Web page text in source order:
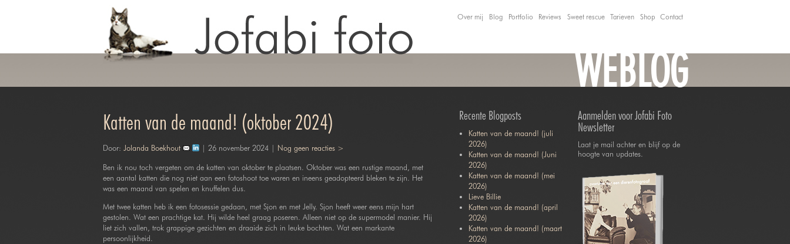
Over mij Blog Portfolio Reviews Sweet rescue Tarieven Shop Contact
WEBLOG
Katten van de maand! (oktober 2024)
Door: Jolanda Boekhout | 26 november 2024 | Nog geen reacties >
Ben ik nou toch vergeten om de katten van oktober te plaatsen. Oktober was een rustige maand, met
een aantal katten die nog niet aan een fotoshoot toe waren en ineens geadopteerd bleken te zijn. Het
was een maand van spelen en knuffelen dus.
Met twee katten heb ik een fotosessie gedaan, met Sjon en met Jelly. Sjon heeft weer eens mijn hart
gestolen. Wat een prachtige kat. Hij wilde heel graag poseren. Alleen niet op de supermodel manier. Hij
liet zich vallen, trok grappige gezichten en draaide zich in leuke bochten. Wat een markante
persoonlijkheid.
Recente Blogposts
Katten van de maand! (juli
2026)
Katten van de maand! (Juni
2026)
Katten van de maand! (mei
2026)
Lieve Billie
Katten van de maand! (april
2026)
Katten van de maand! (maart
2026)
Aanmelden voor Jofabi Foto
Newsletter
Laat je mail achter en blijf op de
hoogte van updates.